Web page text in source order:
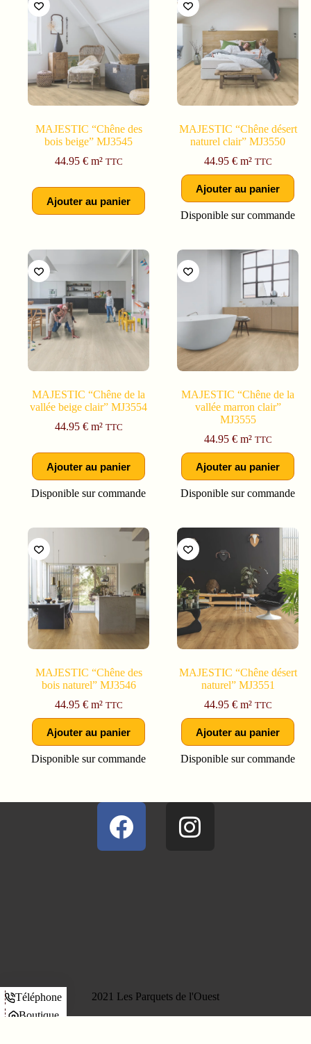
MAJESTIC “Chêne des
bois beige” MJ3545
44.95 €m² TTC
Ajouter au panier
MAJESTIC “Chêne désert
naturel clair” MJ3550
44.95 €m² TTC
Ajouter au panier
Disponible sur commande
MAJESTIC “Chêne de la
vallée beige clair” MJ3554
44.95 €m² TTC
Ajouter au panier
Disponible sur commande
MAJESTIC “Chêne de la
vallée marron clair”
MJ3555
44.95 €m² TTC
Ajouter au panier
Disponible sur commande
MAJESTIC “Chêne des
bois naturel” MJ3546
44.95 €m² TTC
Ajouter au panier
Disponible sur commande
MAJESTIC “Chêne désert
naturel” MJ3551
44.95 €m² TTC
Ajouter au panier
Disponible sur commande
2021 Les Parquets de l'Ouest
Téléphone
Boutique